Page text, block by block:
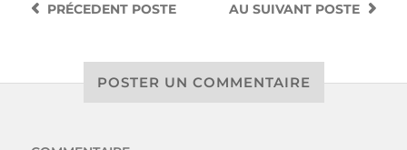
AU SUIVANT POSTE
PRÉCEDENTPOSTE
POSTER UN COMMENTAIRE